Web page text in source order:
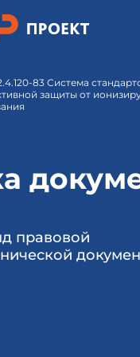
83 Система
защиты от
правовой